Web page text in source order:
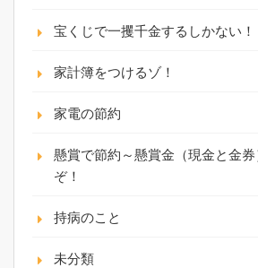
宝くじで一攫千金するしかない！
家計簿をつけるゾ！
家電の節約
懸賞で節約～懸賞金（現金と金券
ぞ！
持病のこと
未分類